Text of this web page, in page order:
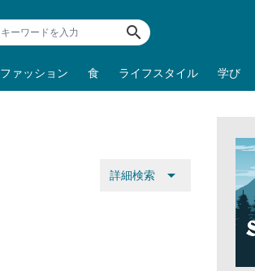
search
ファッション 食 ライフスタイル 学び
詳細検索 arrow_drop_down